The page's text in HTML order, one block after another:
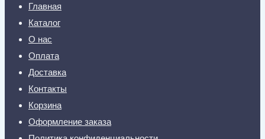
Главная
Каталог
О нас
Оплата
Доставка
Контакты
Корзина
Оформление заказа